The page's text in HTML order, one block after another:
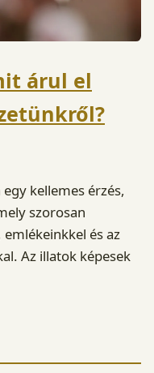
árul el
kellemes érzés,
szorosan
és az
Az illatok képesek